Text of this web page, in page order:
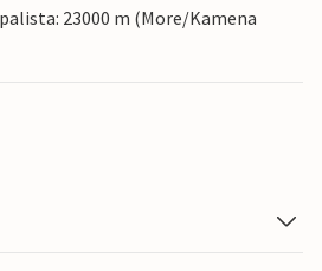
23000 m (More/Kamena